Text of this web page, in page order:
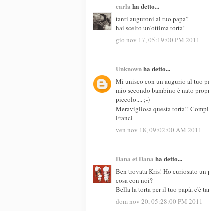
carla ha detto...
tanti auguroni al tuo papa'!
hai scelto un'ottima torta!
gio nov 17, 05:19:00 PM 2011
Unknownha detto...
Mi unisco con un augurio al tuo
mio secondo bambino è nato
piccolo.... ;-)
Meravigliosa questa torta!!
Franci
ven nov 18, 09:02:00 AM 2011
Dana et Dana ha detto...
Ben trovata Kris! Ho curiosato
cosa con noi?
Bella la torta per il tuo papà, c'è
dom nov 20, 05:28:00 PM 2011